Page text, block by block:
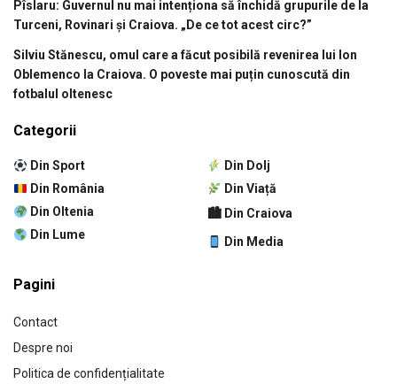
Pîslaru: Guvernul nu mai intenționa să închidă grupurile de la
Turceni, Rovinari și Craiova. „De ce tot acest circ?”
Silviu Stănescu, omul care a făcut posibilă revenirea lui Ion
Oblemenco la Craiova. O poveste mai puțin cunoscută din
fotbalul oltenesc
Categorii
Din Sport
Din România
Din Oltenia
Din Lume
Din Dolj
Din Viață
🏙 Din Craiova
Din Media
Pagini
Contact
Despre noi
Politica de confidențialitate